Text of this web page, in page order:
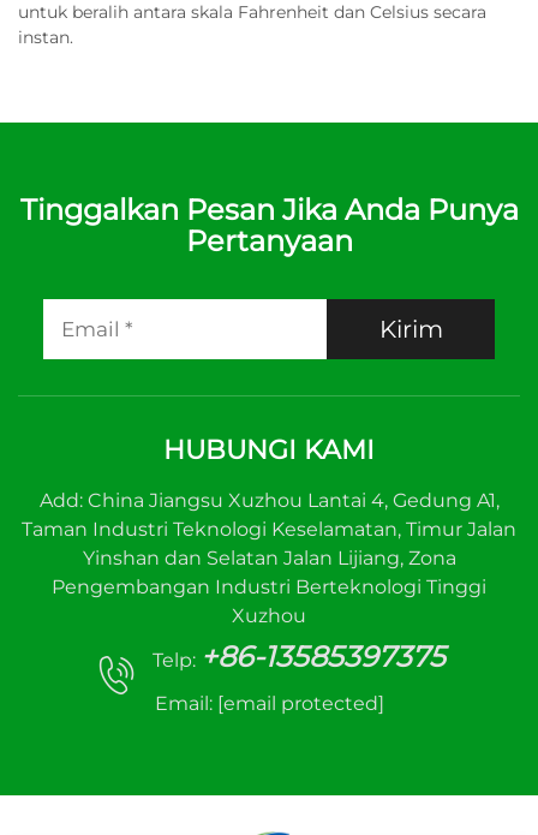
untuk beralih antara skala Fahrenheit dan Celsius secara
instan.
Tinggalkan Pesan Jika Anda Punya
Pertanyaan
Kirim
HUBUNGI KAMI
Add: China Jiangsu Xuzhou Lantai 4, Gedung A1,
Taman Industri Teknologi Keselamatan, Timur Jalan
Yinshan dan Selatan Jalan Lijiang, Zona
Pengembangan Industri Berteknologi Tinggi
Xuzhou
Telp: +86-13585397375
Email: [email protected]